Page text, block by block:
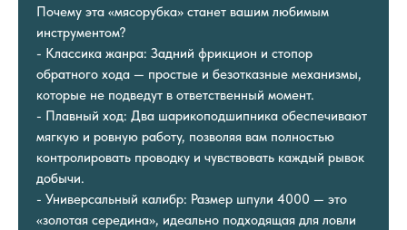
Почему эта «мясорубка» станет вашим любимым
инструментом?
- Классика жанра: Задний фрикцион и стопор
обратного хода — простые и безотказные механизмы,
которые не подведут в ответственный момент.
- Плавный ход: Два шарикоподшипника обеспечивают
мягкую и ровную работу, позволяя вам полностью
контролировать проводку и чувствовать каждый рывок
добычи.
- Универсальный калибр: Размер шпули 4000 — это
«золотая середина», идеально подходящая для ловли